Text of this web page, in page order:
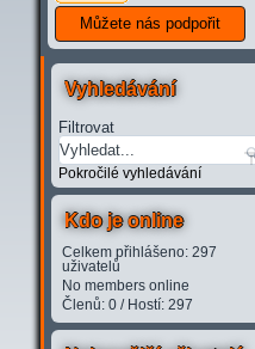
Vyhledávání
Filtrovat
Pokročilé vyhledávání
Kdo je online
Celkem přihlášeno: 297
uživatelů
No members online
Členů: 0 / Hostí: 297